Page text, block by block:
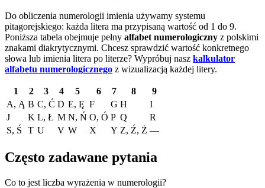
Do obliczenia numerologii imienia używamy systemu
pitagorejskiego: każda litera ma przypisaną wartość od 1 do 9.
Poniższa tabela obejmuje pełny alfabet numerologiczny z polskimi
znakami diakrytycznymi. Chcesz sprawdzić wartość konkretnego
słowa lub imienia litera po literze? Wypróbuj nasz kalkulator
alfabetu numerologicznego z wizualizacją każdej litery.
1 2 3 4 5 6 7 8
9
A, Ą B C, Ć D E, Ę F G H
I
J
K L, Ł M N, Ń O, Ó P Q
R
S, Ś
T U V W X Y Z, Ź, Ż —
Często zadawane pytania
Co to jest liczba wyrażenia w numerologii?